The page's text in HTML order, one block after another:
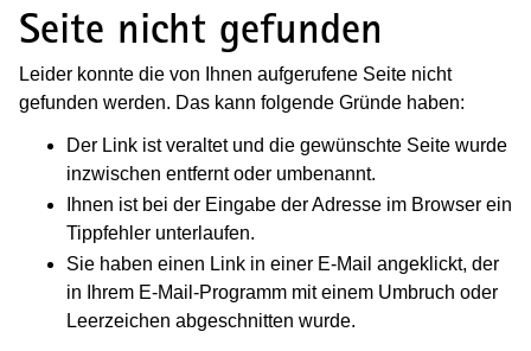
Seite nicht gefunden
Leider konnte die von Ihnen aufgerufene Seite nicht
gefunden werden. Das kann folgende Gründe haben:
Der Link ist veraltet und die gewünschte Seite wurde
inzwischen entfernt oder umbenannt.
Ihnen ist bei der Eingabe der Adresse im Browser ein
Tippfehler unterlaufen.
Sie haben einen Link in einer E-Mail angeklickt, der
in Ihrem E-Mail-Programm mit einem Umbruch oder
Leerzeichen abgeschnitten wurde.